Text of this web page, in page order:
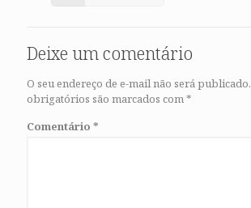
Deixe um comentário
O seu endereço de e-mail não será publicado.
obrigatórios são marcados com*
Comentário *